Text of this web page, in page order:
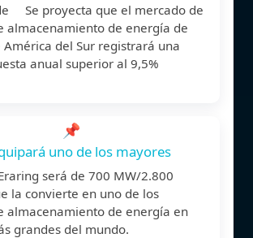
Se proyecta que el mercado de
almacenamiento de energía de
América del Sur registrará una
anual superior al 9,5%
📌
uno de los mayores
será de 700 MW/2.800
la convierte en uno de los
almacenamiento de energía en
grandes del mundo.